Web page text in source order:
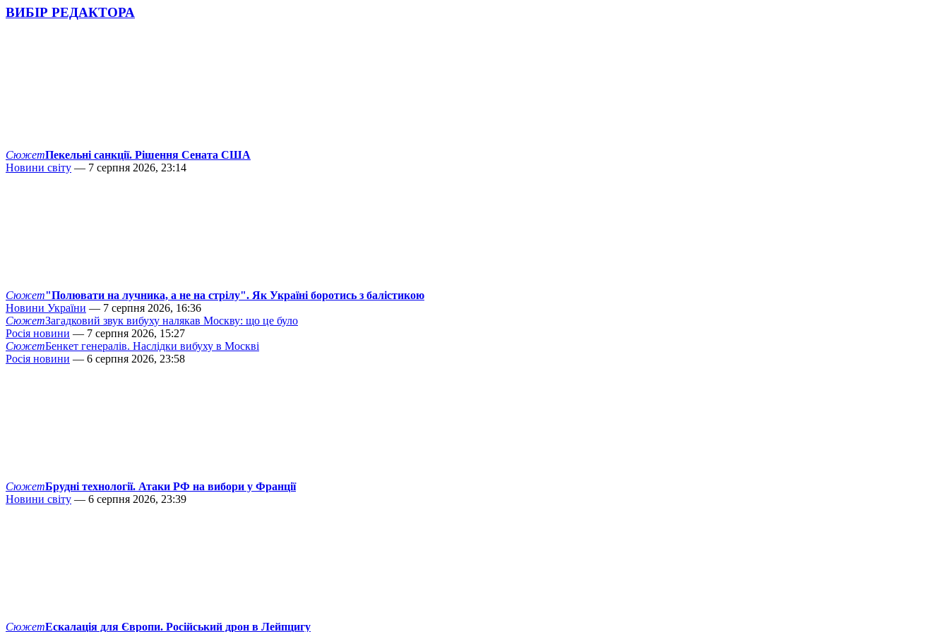
ВИБІР РЕДАКТОРА
СюжетПекельні санкції. Рішення Сената США
Новини світу — 7 серпня 2026, 23:14
Сюжет"Полювати на лучника, а не на стрілу". Як Україні боротись з балістикою
Новини України — 7 серпня 2026, 16:36
СюжетЗагадковий звук вибуху налякав Москву: що це було
Росія новини — 7 серпня 2026, 15:27
СюжетБенкет генералів. Наслідки вибуху в Москві
Росія новини — 6 серпня 2026, 23:58
СюжетБрудні технології. Атаки РФ на вибори у Франції
Новини світу — 6 серпня 2026, 23:39
СюжетЕскалація для Європи. Російський дрон в Лейпцигу